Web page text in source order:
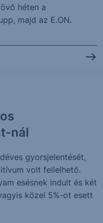
héten a
majd az E.ON.
nál
gyorsjelentését,
volt fellelhető.
esésnek indult és két
közel 5%-ot esett